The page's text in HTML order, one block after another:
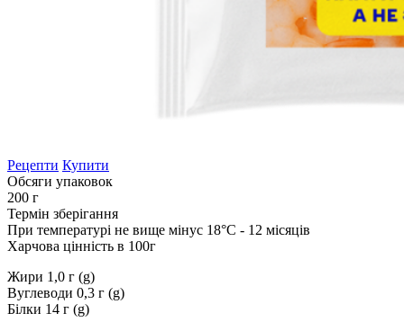
Рецепти Купити
Обсяги упаковок
200 г
Термін зберігання
При температурі не вище мінус 18°С - 12 місяців
Харчова цінність в 100г
Жири 1,0 г (g)
Вуглеводи 0,3 г (g)
Білки 14 г (g)